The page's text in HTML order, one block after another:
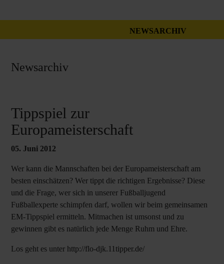
NEWSARCHIV
Newsarchiv
Tippspiel zur
Europameisterschaft
05. Juni 2012
Wer kann die Mannschaften bei der Europameisterschaft am
besten einschätzen? Wer tippt die richtigen Ergebnisse? Diese
und die Frage, wer sich in unserer Fußballjugend
Fußballexperte schimpfen darf, wollen wir beim gemeinsamen
EM-Tippspiel ermitteln. Mitmachen ist umsonst und zu
gewinnen gibt es natürlich jede Menge Ruhm und Ehre.
Los geht es unter http://flo-djk.11tipper.de/